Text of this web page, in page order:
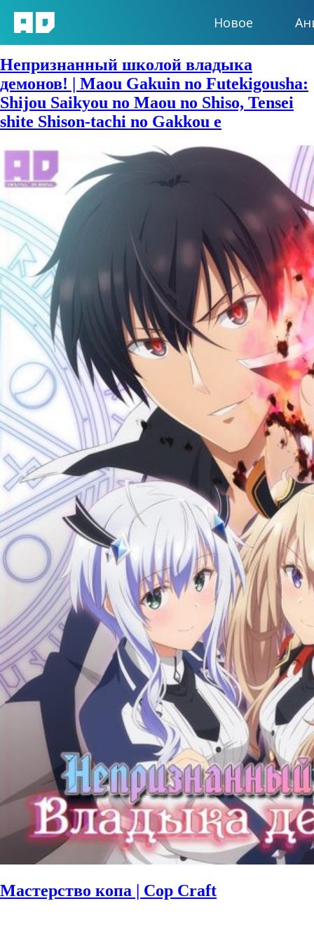
Новое
Жанры:
Непризнанный школой владыка
демонов! | Maou Gakuin no Futekigousha:
Shijou Saikyou no Maou no Shiso, Tensei
shite Shison-tachi no Gakkou e
Мастерство копа | Cop Craft